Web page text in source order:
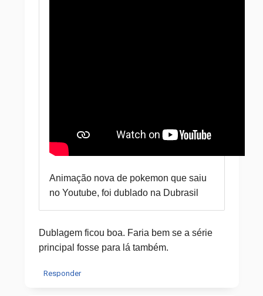
Animação nova de pokemon que saiu
no Youtube, foi dublado na Dubrasil
Dublagem ficou boa. Faria bem se a série
principal fosse para lá também.
Responder